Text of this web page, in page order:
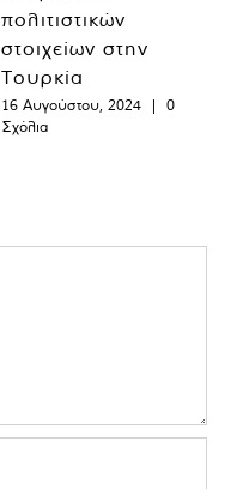
πολιτιστικών
στοιχείων στην
Τουρκία
16 Αυγούστου, 2024 |
0
Σχόλια